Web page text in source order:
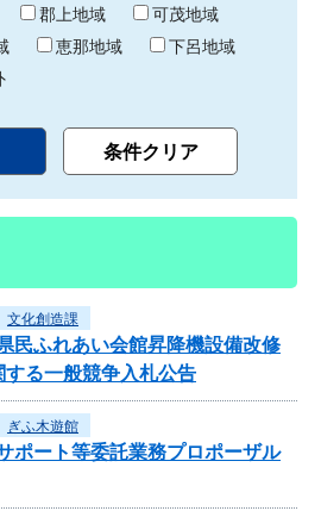
郡上地域
可茂地域
恵那地域
下呂地域
文化創造課
民ふれあい会館昇降機設備改修
る一般競争入札公告
ぎふ木遊館
ポート等委託業務プロポーザル